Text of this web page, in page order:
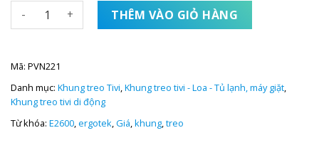
Khung treo TV di động ErgoTek E2600 55" - 100" inch - Có
THÊM VÀO GIỎ HÀNG
Mã: PVN221
Danh mục: Khung treo Tivi,Khung treo tivi - Loa - Tủ lạnh, máy giặt,
Khung treo tivi di động
Từ khóa: E2600,ergotek,Giá,khung,treo